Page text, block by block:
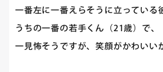
一番左に一番えらそうに立っている
うちの一番の若手くん（21歳）で、
一見怖そうですが、笑顔がかわいい